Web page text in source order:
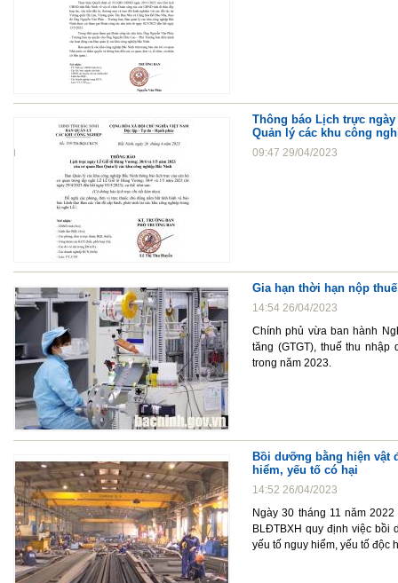
Thông báo Lịch trực ngày
Quản lý các khu công
09:47 29/04/2023
Gia hạn thời hạn nộp
14:54 26/04/2023
Chính phủ vừa ban hành
tăng (GTGT), thuế thu
trong năm 2023.
Bồi dưỡng bằng hiện vật
hiểm, yếu tố có hại
14:52 26/04/2023
Ngày 30 tháng 11 năm
BLĐTBXH quy định việc bồi
yếu tố nguy hiểm, yếu tố độc